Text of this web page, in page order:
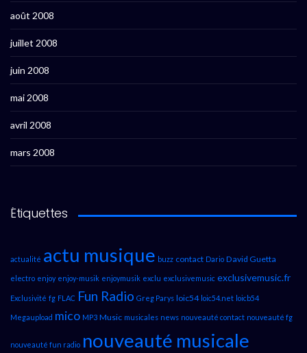
août 2008
juillet 2008
juin 2008
mai 2008
avril 2008
mars 2008
Étiquettes
actualité actu musique buzz contact Dario David Guetta
electro enjoy enjoy-musik enjoymusik exclu exclusivemusic exclusivemusic.fr
Exclusivité fg FLAC Fun Radio Greg Parys loic54 loic54.net loicb54
Megaupload mico MP3 Music musicales news nouveauté contact nouveauté fg
nouveauté fun radio nouveauté musicale